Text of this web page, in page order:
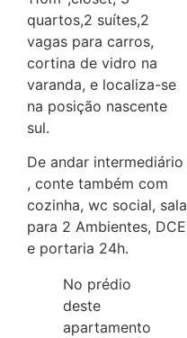
quartos,2 suítes,2
vagas para carros,
cortina de vidro na
varanda, e localiza-se
na posição nascente
sul.
De andar intermediário
, conte também com
cozinha, wc social, sala
para 2 Ambientes, DCE
e portaria 24h.
No prédio
deste
apartamento